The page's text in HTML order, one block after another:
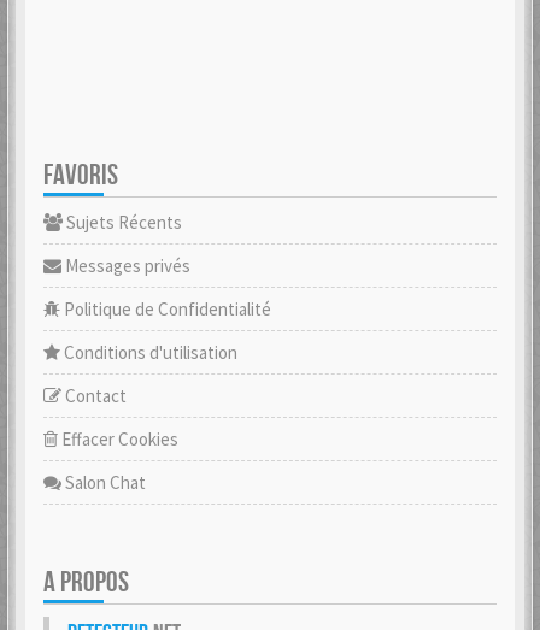
FAVORIS
Sujets Récents
Messages privés
Politique de Confidentialité
Conditions d'utilisation
Contact
Effacer Cookies
Salon Chat
A PROPOS